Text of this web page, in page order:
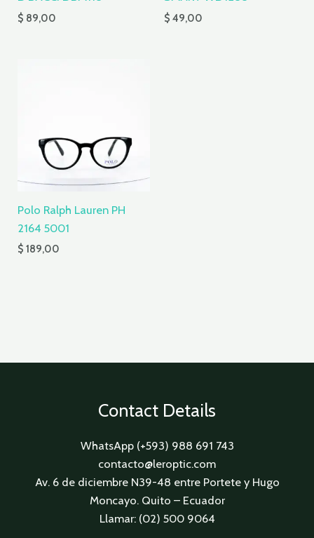
$ 89,00 $ 49,00
Polo Ralph Lauren PH
2164 5001
$ 189,00
Contact Details
WhatsApp (+593) 988 691 743
contacto@leroptic.com
Av. 6 de diciembre N39-48 entre Portete y Hugo
Moncayo. Quito – Ecuador
Llamar: (02) 500 9064